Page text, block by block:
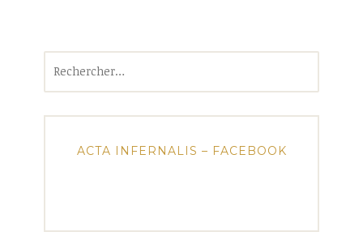
ACTA INFERNALIS – FACEBOOK